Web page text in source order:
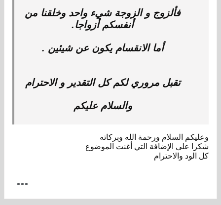
فألزوج و الزوجة شيء واحد وخلقنا من
أنفسكم أزواجا.
أما الانقسام يكون عن شيئين .
تقبل مروري لكم كل التقدير و الاحترام
والسلام عليكم
وعليكم السلام ورحمة الله وبركاته
شكرا على الإضافة التي أغنت الموضوع
كل الود والاحترام